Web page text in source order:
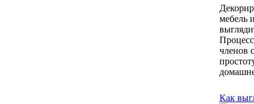
мебель
членов
Как